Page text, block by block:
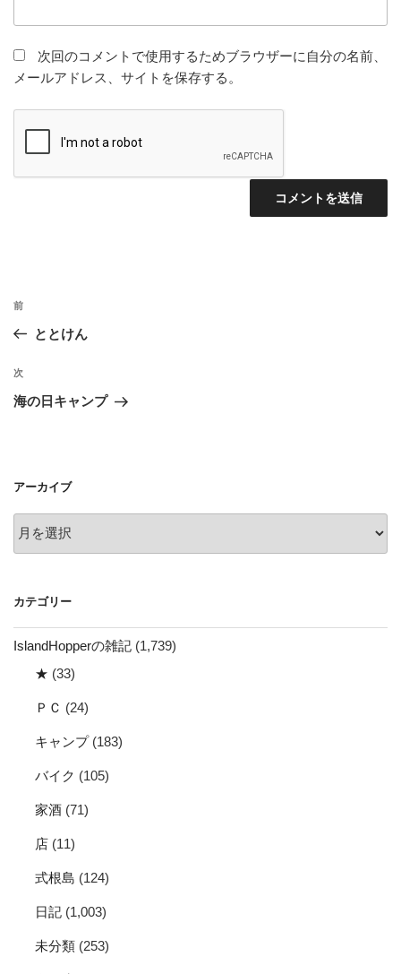
次回のコメントで使用するためブラウザーに自分の名前、
メールアドレス、サイトを保存する。
投
ナ
ビ
ゲ
ン
前
の
稿
前
ととけん
次
の
次
海の日キャンプ
アーカイブ
ー
ブ
カテゴリー
IslandHopperの雑記 (1,739)
★ (33)
ＰＣ (24)
キャンプ(183)
バイク (105)
家酒 (71)
店 (11)
式根島 (124)
日記 (1,003)
未分類 (253)